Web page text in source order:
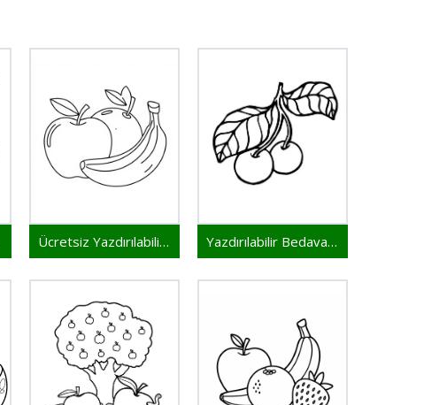
Ücretsiz Yazdırılabilir Meyveler Yazdırılabilir Bedava Meyveler